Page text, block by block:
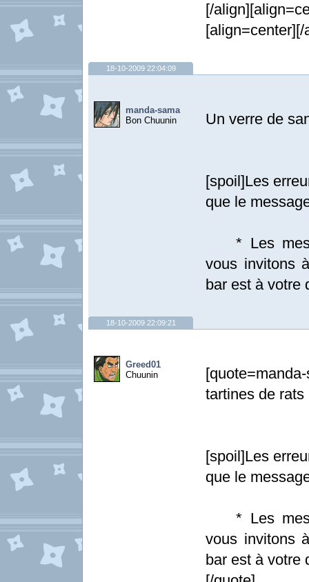
[/
18-10-2009 22:04:09
manda-sama
Bon Chuunin
Un verre de
[spoil]Les
que le
* Les
vous invitons
bar est à votre
18-10-2009 22:09:21
Greed01
Chuunin
tartines de rats
[spoil]Les
que le
* Les
vous invitons
bar est à votre